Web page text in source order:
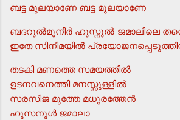
ബട്ട മുലയാണേ ബട്ട മുലയാണേ
ബദറുല്‍മുനീര്‍ ഹുസ്നുല്‍ ജമാലിലെ
ഇതേ സിനിമയില്‍
തടകി മണത്തെ സമയത്തില്‍
ഉടനവനെത്തി മനസ്സുള്ളില്‍
സരസിജ മുത്തേ മധുരത്തേന്‍
ഹുസനുള്‍ ജമാലാ